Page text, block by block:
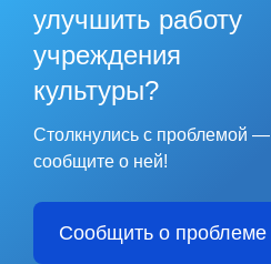
улучшить работу
учреждения
культуры?
Столкнулись с проблемой —
сообщите о ней!
Сообщить о проблеме